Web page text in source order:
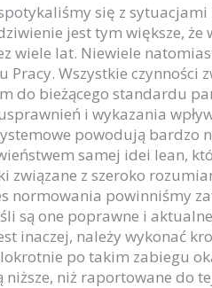
się z
jest tym większe,
wiele lat. Niewiele
Wszystkie czynności
do bieżącego standardu
i wykazania
powodują bardzo
samej idei lean,
z szeroko
normowania powinniśmy
są one poprawne i
inaczej, należy wykonać
po takim zabiegu
niż raportowane do